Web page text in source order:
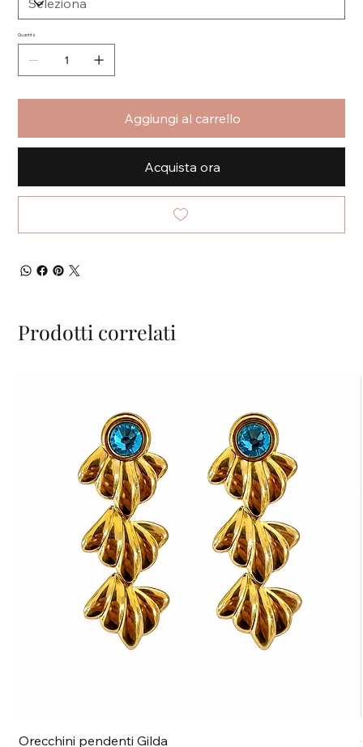
Quantità
Aggiungi al carrello
Acquista ora
Prodotti correlati
Orecchini pendenti Gilda